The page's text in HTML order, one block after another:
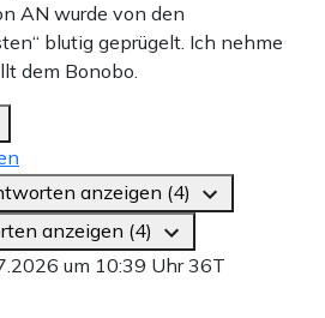
AN wurde von den
blutig geprügelt. Ich nehme
dem Bonobo.
anzeigen (4)
anzeigen (4)
um 10:39 Uhr36T